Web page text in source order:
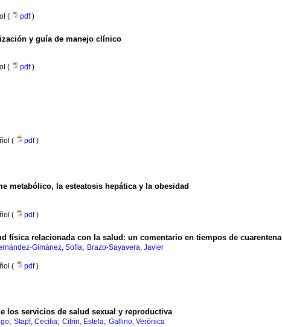
( pdf)
y guía de manejo clínico
( pdf)
( pdf)
metabólico, la esteatosis hepática y la obesidad
( pdf)
física relacionada con la salud: un comentario en tiempos de cuarentena
Gimánez, Sofía; Brazo-Sayavera, Javier
( pdf)
los servicios de salud sexual y reproductiva
; Stapf, Cecilia; Citrin, Estela; Gallino, Verónica